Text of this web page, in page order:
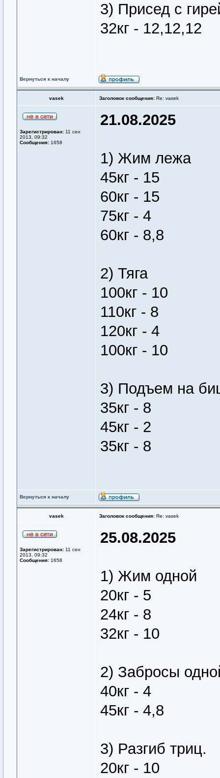
3) Присед с
32кг - 12,12,12
Вернуться к началу
vasek Заголовок сообщения: Re: vasek
Зарегистрирован: 11 сен
2013, 09:32
Сообщения: 1658
21.08.2025
1) Жим лежа
45кг - 15
60кг - 15
75кг - 4
60кг - 8,8
2) Тяга
100кг - 10
110кг - 8
120кг - 4
100кг - 10
3) Подъем на
35кг - 8
45кг - 2
35кг - 8
Вернуться к началу
vasek Заголовок сообщения: Re: vasek
Зарегистрирован: 11 сен
2013, 09:32
Сообщения: 1658
25.08.2025
1) Жим одной
20кг - 5
24кг - 8
32кг - 10
2) Забросы
40кг - 4
45кг - 4,8
3) Разгиб триц.
20кг - 10